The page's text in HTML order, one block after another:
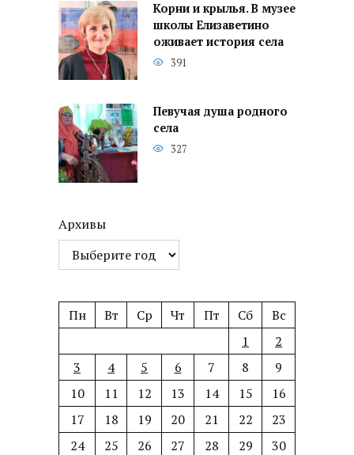
Корни и крылья. В музее
школы Елизаветино
оживает история села
391
Певучая душа родного
села
327
Архивы
Пн Вт Ср Чт Пт Сб
Вс
1
2
3
4 5 6 7 8
9
10
11 12 13 14 15
16
17
18 19 20 21 22
23
24
25 26 27 28 29
30